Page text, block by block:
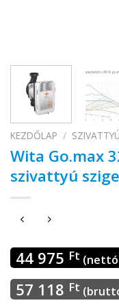
KEZDŐLAP /
Wita Go.max
szivattyú
44 975 Ft
57 118 Ft